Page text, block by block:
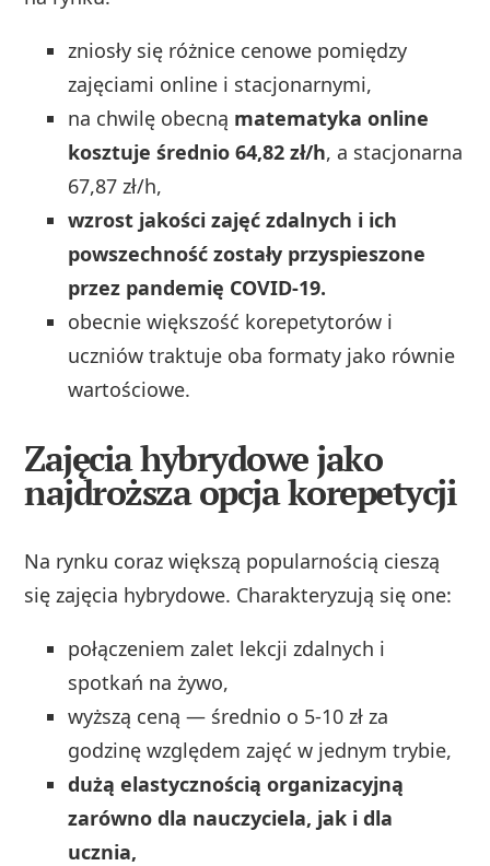
zniosły się różnice cenowe pomiędzy
zajęciami online i stacjonarnymi,
na chwilę obecną matematyka online
kosztuje średnio 64,82 zł/h, a stacjonarna
67,87 zł/h,
wzrost jakości zajęć zdalnych i ich
powszechność zostały przyspieszone
przez pandemię COVID-19.
obecnie większość korepetytorów i
uczniów traktuje oba formaty jako równie
wartościowe.
Zajęcia hybrydowe jako
najdroższa opcja korepetycji
Na rynku coraz większą popularnością cieszą
się zajęcia hybrydowe. Charakteryzują się one:
połączeniem zalet lekcji zdalnych i
spotkań na żywo,
wyższą ceną — średnio o 5-10 zł za
godzinę względem zajęć w jednym trybie,
dużą elastycznością organizacyjną
zarówno dla nauczyciela, jak i dla
ucznia,